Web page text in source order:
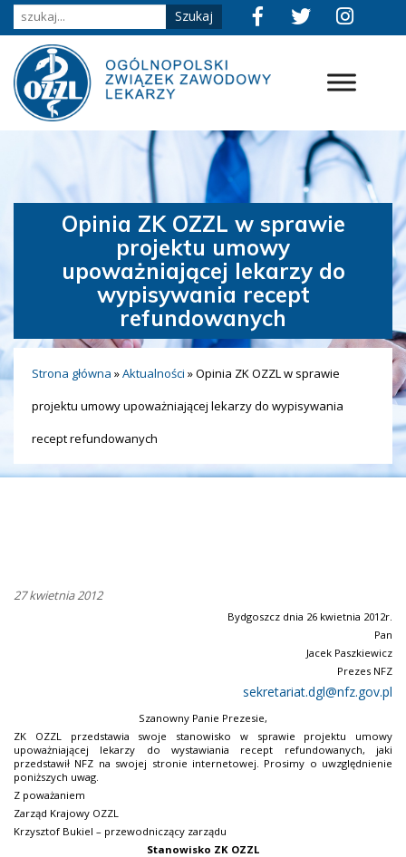
Opinia ZK OZZL w sprawie
projektu umowy
upoważniającej lekarzy do
wypisywania recept
refundowanych
Strona główna »Aktualności »Opinia ZK OZZL w sprawie
projektu umowy upoważniającej lekarzy do wypisywania
recept refundowanych
27 kwietnia 2012
Bydgoszcz dnia 26 kwietnia 2012r.
Pan
Jacek Paszkiewicz
Prezes NFZ
sekretariat.dgl@nfz.gov.pl
Szanowny Panie Prezesie,
ZK OZZL przedstawia swoje stanowisko w sprawie projektu umowy
upoważniającej lekarzy do wystawiania recept refundowanych, jaki
przedstawił NFZ na swojej stronie internetowej.
Prosimy o uwzględnienie
poniższych uwag.
Z poważaniem
Zarząd Krajowy OZZL
Krzysztof Bukiel – przewodniczący zarządu
Stanowisko ZK OZZL